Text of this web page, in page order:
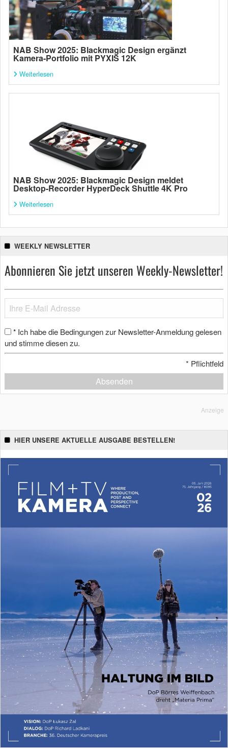
NAB Show 2025: Blackmagic Design ergänzt
Kamera-Portfolio mit PYXIS 12K
Weiterlesen
NAB Show 2025: Blackmagic Design meldet
Desktop-Recorder HyperDeck Shuttle 4K Pro
Weiterlesen
WEEKLY NEWSLETTER
Abonnieren Sie jetzt unseren Weekly-Newsletter!
* Ich habe die Bedingungen zur Newsletter-Anmeldung gelesen
und stimme diesen zu.
* Pflichtfeld
Absenden
Anzeige
HIER UNSERE AKTUELLE AUSGABE BESTELLEN!